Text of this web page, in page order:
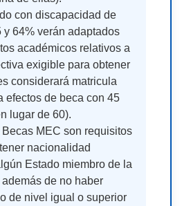
con discapacidad de
y 64% verán adaptados
académicos relativos a
exigible para obtener
considerará matricula
efectos de beca con 45
lugar de 60).
MEC son requisitos
nacionalidad
Estado miembro de la
de no haber
de nivel igual o superior